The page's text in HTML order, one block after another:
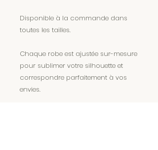
Disponible à la commande dans
toutes les tailles.
Chaque robe est ajustée sur-mesure
pour sublimer votre silhouette et
correspondre parfaitement à vos
envies.